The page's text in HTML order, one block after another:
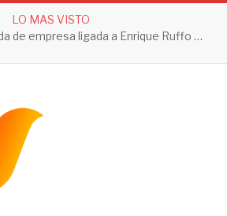
LO MAS VISTO
Detienen a apoderada de empresa ligada a Enrique Ruffo por investigación de Huachicol Fiscal